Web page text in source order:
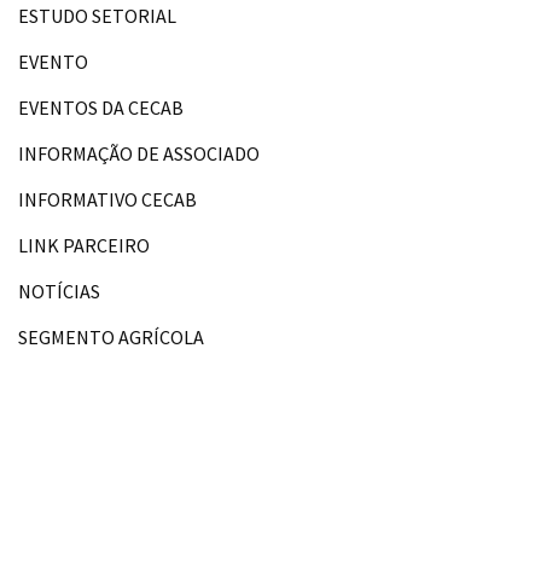
ESTUDO SETORIAL
EVENTO
EVENTOS DA CECAB
INFORMAÇÃO DE ASSOCIADO
INFORMATIVO CECAB
LINK PARCEIRO
NOTÍCIAS
SEGMENTO AGRÍCOLA